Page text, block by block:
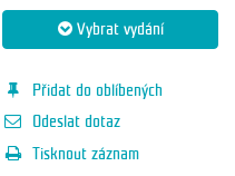
Vybrat vydání
Přidat do oblíbených
Odeslat dotaz
Tisknout záznam